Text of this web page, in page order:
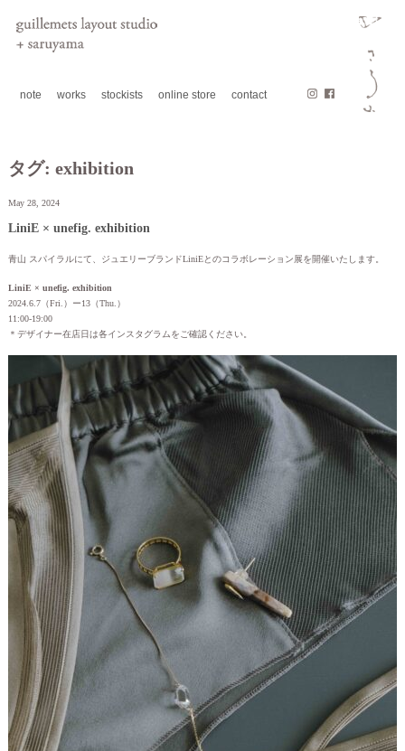
note works stockists online store contact
タグ: exhibition
May 28, 2024
LiniE × unefig. exhibition
青山 スパイラルにて、ジュエリーブランドLiniEとのコラボレーション展を開催いたします。
LiniE × unefig. exhibition
2024.6.7（Fri.）ー13（Thu.）
11:00-19:00
＊デザイナー在店日は各インスタグラムをご確認ください。